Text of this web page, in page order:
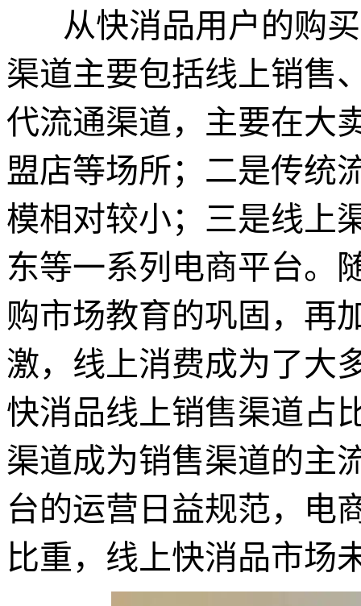
从快消品用户的购
渠道主要包括线上销售
代流通渠道，主要在大
盟店等场所；二是传统
模相对较小；三是线上
东等一系列电商平台。
购市场教育的巩固，再
激，线上消费成为了大
快消品线上销售渠道占
渠道成为销售渠道的主
台的运营日益规范，电
比重，线上快消品市场